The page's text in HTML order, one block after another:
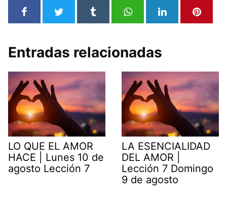
Entradas relacionadas
LO QUE EL AMOR
HACE | Lunes 10 de
agosto Lección 7
LA ESENCIALIDAD
DEL AMOR |
Lección 7 Domingo
9 de agosto